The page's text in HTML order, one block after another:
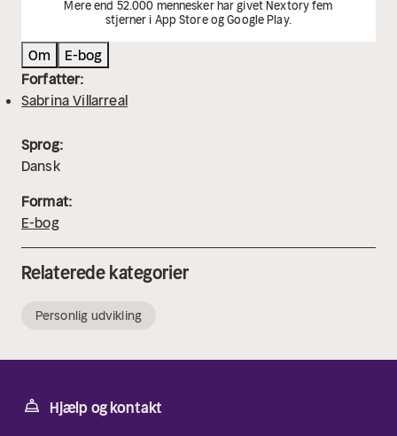
Mere end 52.000 mennesker har givet Nextory fem
stjerner i App Store og Google Play.
Om
E-bog
Forfatter:
Sabrina Villarreal
Sprog:
Dansk
Format:
E-bog
Relaterede kategorier
Personlig udvikling
Hjælp og kontakt